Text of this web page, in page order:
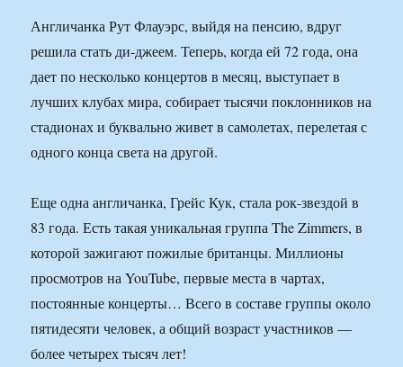
Англичанка Рут Флауэрс, выйдя на пенсию, вдруг
решила стать ди-джеем. Теперь, когда ей 72 года, она
дает по несколько концертов в месяц, выступает в
лучших клубах мира, собирает тысячи поклонников на
стадионах и буквально живет в самолетах, перелетая с
одного конца света на другой.
Еще одна англичанка, Грейс Кук, стала рок-звездой в
83 года. Есть такая уникальная группа The Zimmers, в
которой зажигают пожилые британцы. Миллионы
просмотров на YouTube, первые места в чартах,
постоянные концерты… Всего в составе группы около
пятидесяти человек, а общий возраст участников —
более четырех тысяч лет!